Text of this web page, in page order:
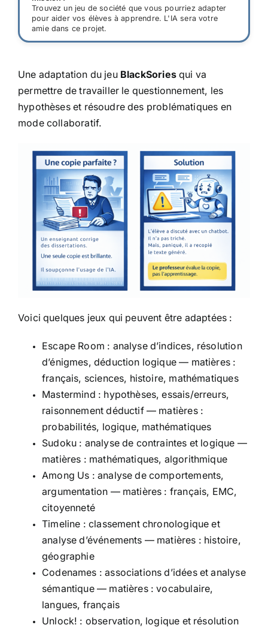
Trouvez un jeu de société que vous pourriez adapter
pour aider vos élèves à apprendre. L'IA sera votre
amie dans ce projet.
Une adaptation du jeu BlackSoriesqui va
permettre de travailler le questionnement, les
hypothèses et résoudre des problématiques en
mode collaboratif.
Voici quelques jeux qui peuvent être adaptées :
Escape Room : analyse d’indices, résolution
d’énigmes, déduction logique — matières :
français, sciences, histoire, mathématiques
Mastermind : hypothèses, essais/erreurs,
raisonnement déductif — matières :
probabilités, logique, mathématiques
Sudoku : analyse de contraintes et logique —
matières : mathématiques, algorithmique
Among Us : analyse de comportements,
argumentation — matières : français, EMC,
citoyenneté
Timeline : classement chronologique et
analyse d’événements — matières : histoire,
géographie
Codenames : associations d’idées et analyse
sémantique — matières : vocabulaire,
langues, français
Unlock! : observation, logique et résolution